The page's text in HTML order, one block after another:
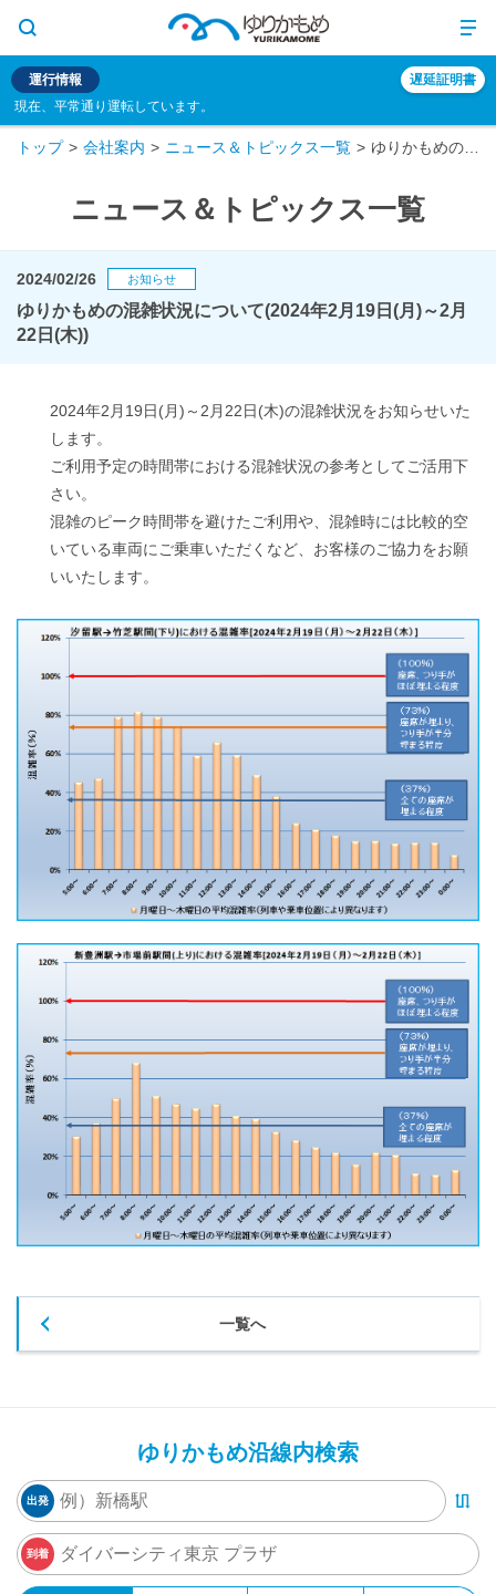
運行情報
現在、平常通り運転しています。
遅延証明書
トップ 会社案内 ニュース＆トピックス一覧
ニュース＆トピックス一覧
2024/02/26 お知らせ
ゆりかもめの混雑状況について(2024年2月19日(月)～2月
22日(木))
2024年2月19日(月)～2月22日(木)の混雑状況をお知らせいた
します。
ご利用予定の時間帯における混雑状況の参考としてご活用下
さい。
混雑のピーク時間帯を避けたご利用や、混雑時には比較的空
いている車両にご乗車いただくなど、お客様のご協力をお願
いいたします。
一覧へ
ゆりかもめ沿線内検索
出発
到着